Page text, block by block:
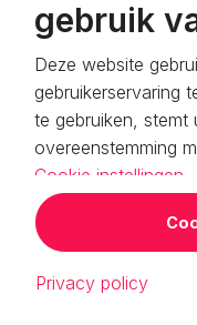
aanwezigheid.
Bezoeker
Maak gebruik
SEO &
gebruik
Deze website
gebruikerservaring
te gebruiken, stemt
overeenstemming
Cookie instellingen
Privacy policy